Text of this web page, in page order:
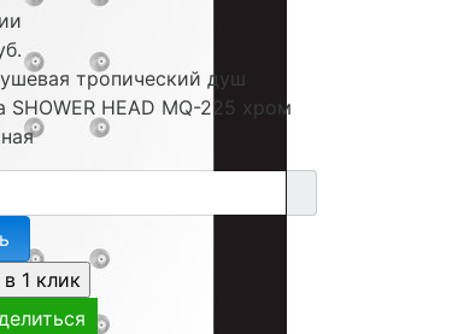
тропический душ
SHOWER HEAD MQ-225 хром